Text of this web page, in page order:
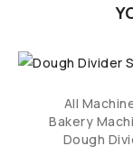
All
Bakery
Dough